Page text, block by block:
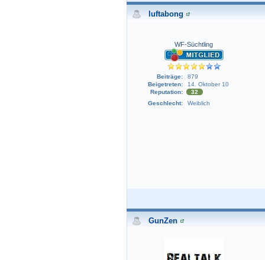
luftabong
WF-Süchtling
Beiträge:
879
Beigetreten:
14. Oktober 10
Reputation:
32
Geschlecht:
Weiblich
GunZen